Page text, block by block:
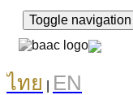
Toggle navigation
ไทย EN